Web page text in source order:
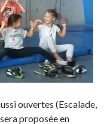
ouvertes (Escalade,
proposée en